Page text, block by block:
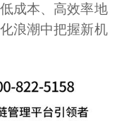
成本、高效率地
浪潮中把握新机